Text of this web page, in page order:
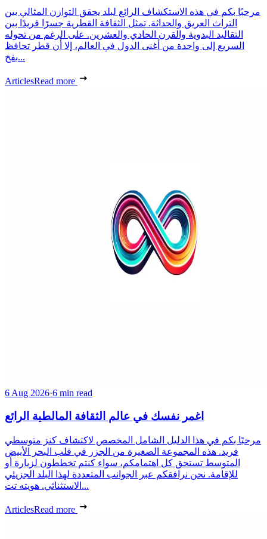
مرحبًا بكم في هذه الاستكشاف الرائع لبلد يحقق التوازن المثالي بين
التراث العريق والحداثة. تمثل الثقافة القطرية جسرًا فريدًا بين
التقاليد البدوية والقرن الحادي والعشرين. على الرغم من تحوله
السريع إلى واحدة من أغنى الدول في العالم، إلا أن قطر تحافظ
بفخ...
ArticlesRead more
6 Aug 2026·6 min read
اغمر نفسك في عالم الثقافة المالطية الرائع
مرحبًا بكم في هذا الدليل الشامل المخصص لاكتشاف كنز متوسطي
فريد. هذه المجموعة الصغيرة من الجزر في قلب البحر الأبيض
المتوسط تستحق كل اهتمامكم، سواء كنتم تخططون لزيارة أو
للإقامة. نحن نرافقكم عبر الجوانب المتعددة لهذا البلد الجزيئي
الاستثنائي. هويته تت...
ArticlesRead more